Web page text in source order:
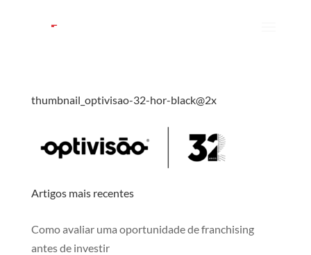
thumbnail_optivisao-32-hor-black@2x
Artigos mais recentes
Como avaliar uma oportunidade de franchising
antes de investir